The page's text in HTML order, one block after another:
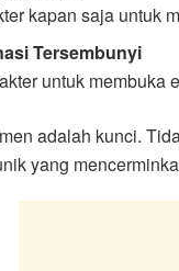
kapan saja untuk
Tersembunyi
untuk membuka
adalah kunci.
yang